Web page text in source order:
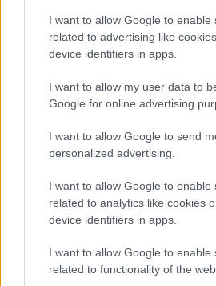
I want to allow Google to enable
related to advertising like
device identifiers in apps.
I want to allow my user data to
Google for online advertising
I want to allow Google to send
personalized advertising.
I want to allow Google to enable
related to analytics like cookies
device identifiers in apps.
I want to allow Google to enable
related to functionality of the
Folyton öntöget, gyúr
10 szenzoros játék,
fog az óvodás
Toronymagasan verte
ez lett a magyarok